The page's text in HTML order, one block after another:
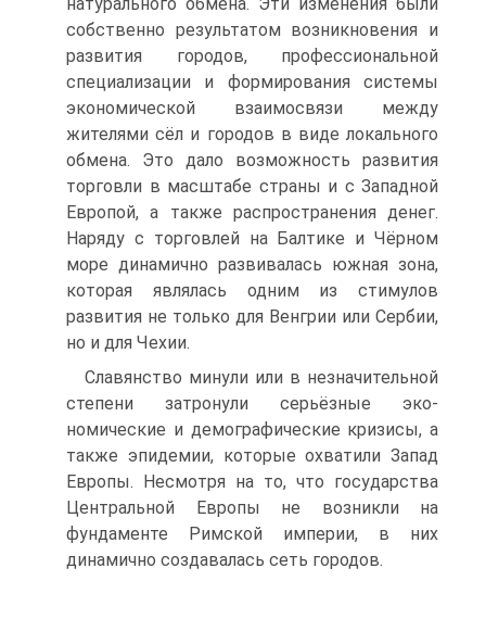
собственно результатом возникно­вения и
развития городов, профессиональной
специализации и формирования системы
экономической взаимосвязи между
жителями сёл и городов в виде ло­кального
обмена. Это дало возможность развития
торговли в масштабе страны и с Западной
Европой, а также распространения денег.
Наряду с торговлей на Балтике и Чёрном
море динамично развивалась южная зона,
которая являлась одним из стимулов
развития не только для Венгрии или Сербии,
но и для Чехии.
Славянство минули или в незначительной
степени затронули серьёзные эко­
номические и демографические кризисы, а
также эпидемии, которые охватили Запад
Европы. Несмотря на то, что государства
Центральной Европы не возник­ли на
фундаменте Римской империи, в них
динамично создавалась сеть горо­дов.